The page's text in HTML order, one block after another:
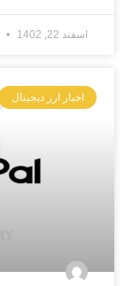
اسفند 22, 1402
اخبار ارز دیجیتال